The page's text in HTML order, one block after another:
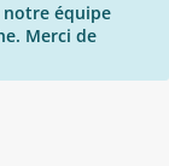
notre équipe
Merci de